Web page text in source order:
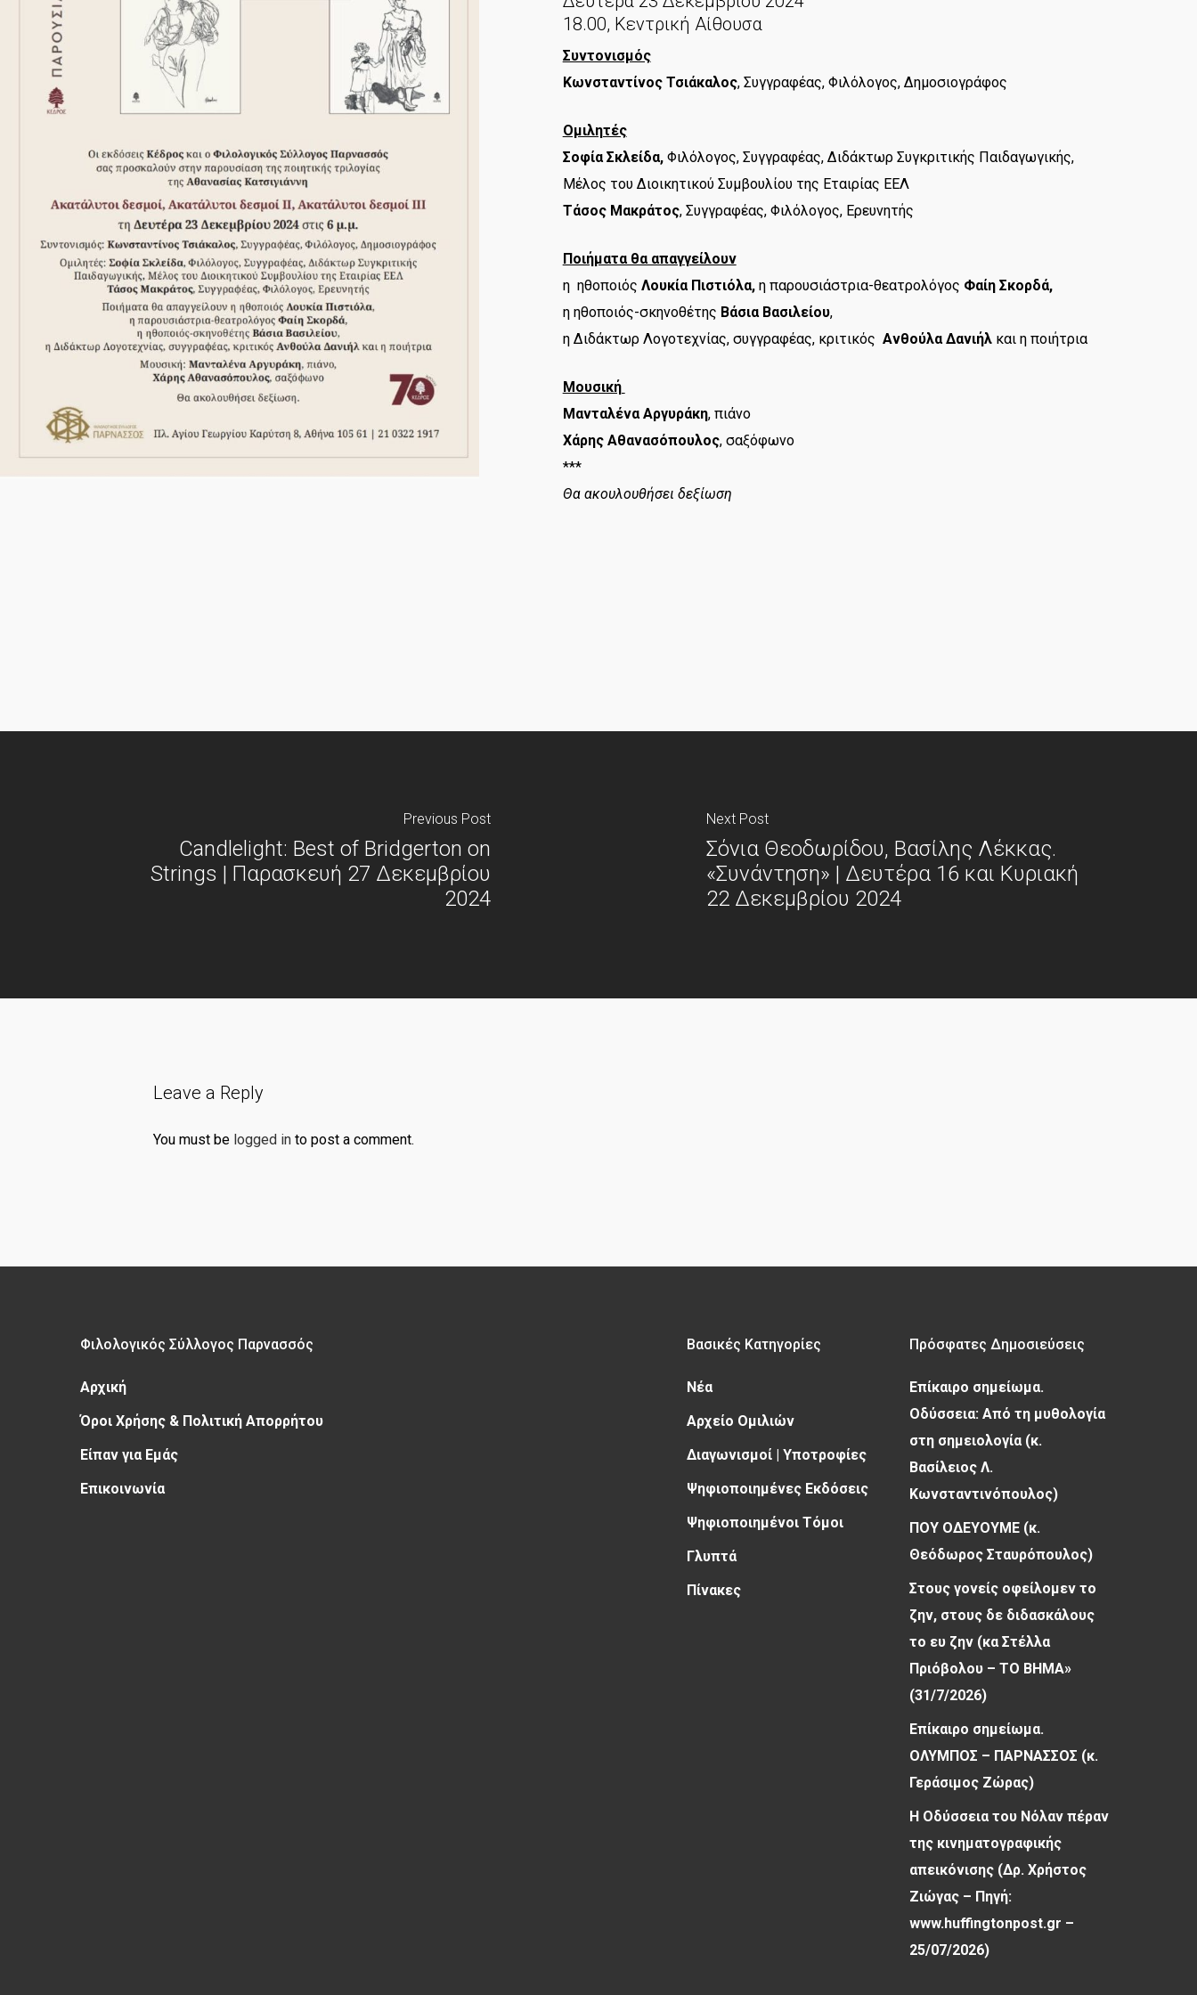
18.00, Κεντρική Αίθουσα
Συντονισμός
Κωνσταντίνος Τσιάκαλος, Συγγραφέας, Φιλόλογος, Δημοσιογράφος
Ομιλητές
Σοφία Σκλείδα, Φιλόλογος, Συγγραφέας, Διδάκτωρ Συγκριτικής Παιδαγωγικής,
Μέλος του Διοικητικού Συμβουλίου της Εταιρίας ΕΕΛ
Τάσος Μακράτος, Συγγραφέας, Φιλόλογος, Ερευνητής
Ποιήματα θα απαγγείλουν
η ηθοποιός Λουκία Πιστιόλα, η παρουσιάστρια-θεατρολόγος Φαίη Σκορδά,
η ηθοποιός-σκηνοθέτης Βάσια Βασιλείου,
η Διδάκτωρ Λογοτεχνίας, συγγραφέας, κριτικός Ανθούλα Δανιήλ και η ποιήτρια
Μουσική
Μανταλένα Αργυράκη, πιάνο
Χάρης Αθανασόπουλος, σαξόφωνο
***
Θα ακουλουθήσει δεξίωση
Previous Post
Candlelight: Best of Bridgerton on
Strings | Παρασκευή 27 Δεκεμβρίου
2024
Next Post
Σόνια Θεοδωρίδου, Βασίλης Λέκκας.
«Συνάντηση» | Δευτέρα 16 και Κυριακή
22 Δεκεμβρίου 2024
Leave a Reply
You must be logged in to post a comment.
Φιλολογικός Σύλλογος Παρνασσός
Αρχική
Όροι Χρήσης & Πολιτική Απορρήτου
Είπαν για Εμάς
Επικοινωνία
Βασικές Κατηγορίες
Νέα
Αρχείο Ομιλιών
Διαγωνισμοί | Υποτροφίες
Ψηφιοποιημένες Εκδόσεις
Ψηφιοποιημένοι Τόμοι
Γλυπτά
Πίνακες
Πρόσφατες Δημοσιεύσεις
Επίκαιρο σημείωμα.
Οδύσσεια: Από τη μυθολογία
στη σημειολογία (κ.
Βασίλειος Λ.
Κωνσταντινόπουλος)
ΠΟΥ ΟΔΕΥΟΥΜΕ (κ.
Θεόδωρος Σταυρόπουλος)
Στους γονείς οφείλομεν το
ζην, στους δε διδασκάλους
το ευ ζην (κα Στέλλα
Πριόβολου – ΤΟ ΒΗΜΑ»
(31/7/2026)
Επίκαιρο σημείωμα.
ΟΛΥΜΠΟΣ – ΠΑΡΝΑΣΣΟΣ (κ.
Γεράσιμος Ζώρας)
Η Οδύσσεια του Νόλαν πέραν
της κινηματογραφικής
απεικόνισης (Δρ. Χρήστος
Ζιώγας – Πηγή:
www.huffingtonpost.gr –
25/07/2026)